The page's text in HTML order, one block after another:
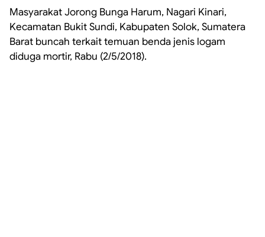
Masyarakat Jorong Bunga Harum, Nagari Kinari,
Kecamatan Bukit Sundi, Kabupaten Solok, Sumatera
Barat buncah terkait temuan benda jenis logam
diduga mortir, Rabu (2/5/2018).